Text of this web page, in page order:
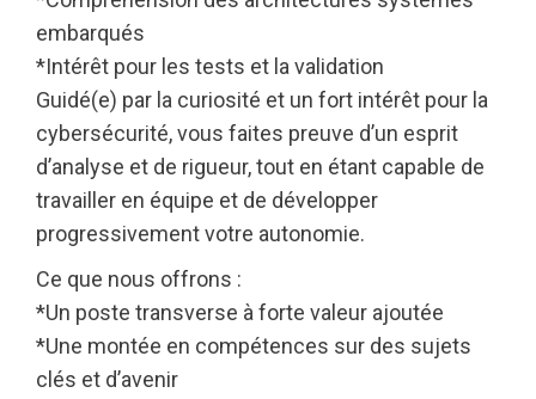
embarqués
*Intérêt pour les tests et la validation
Guidé(e) par la curiosité et un fort intérêt pour la
cybersécurité, vous faites preuve d’un esprit
d’analyse et de rigueur, tout en étant capable de
travailler en équipe et de développer
progressivement votre autonomie.
Ce que nous offrons :
*Un poste transverse à forte valeur ajoutée
*Une montée en compétences sur des sujets
clés et d’avenir